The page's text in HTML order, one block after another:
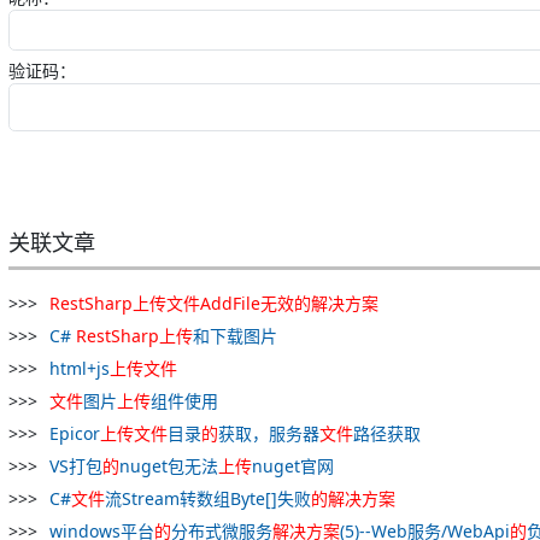
验证码：
关联文章
RestSharp 上传文件AddFile无效的解决方案
C# RestSharp 上传和下载图片
html+js 上传文件
文件图片 上传组件使用
Epicor 上传文件目录的获取，服务器文件路径获取
VS打包的nuget包无法 上传nuget官网
C#文件流Stream转数组Byte[]失败的解决方案
windows平台的分布式微服务解决方案(5)--Web服务/WebApi的